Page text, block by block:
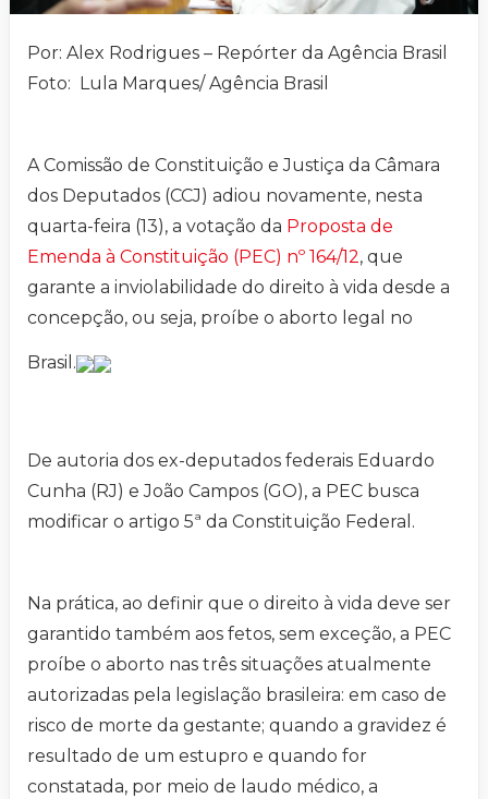
Por: Alex Rodrigues – Repórter da Agência Brasil
Foto: Lula Marques/ Agência Brasil
A Comissão de Constituição e Justiça da Câmara
dos Deputados (CCJ) adiou novamente, nesta
quarta-feira (13), a votação da Proposta de
Emenda à Constituição (PEC) nº 164/12, que
garante a inviolabilidade do direito à vida desde a
concepção, ou seja, proíbe o aborto legal no
Brasil.
De autoria dos ex-deputados federais Eduardo
Cunha (RJ) e João Campos (GO), a PEC busca
modificar o artigo 5ª da Constituição Federal.
Na prática, ao definir que o direito à vida deve ser
garantido também aos fetos, sem exceção, a PEC
proíbe o aborto nas três situações atualmente
autorizadas pela legislação brasileira: em caso de
risco de morte da gestante; quando a gravidez é
resultado de um estupro e quando for
constatada, por meio de laudo médico, a